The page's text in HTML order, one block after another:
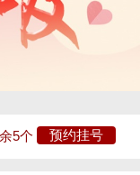
5个 预约挂号